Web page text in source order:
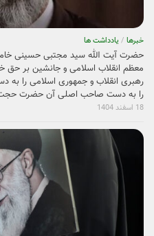
خبرها / یادداشت ها
حضرت آیت الله سید مجتبی حسینی
معظم انقلاب اسلامی و جانشین بر حق
رهبری انقلاب و جمهوری اسلامی را
را به دست صاحب اصلی آن حضرت حجت
18 اسفند 1404